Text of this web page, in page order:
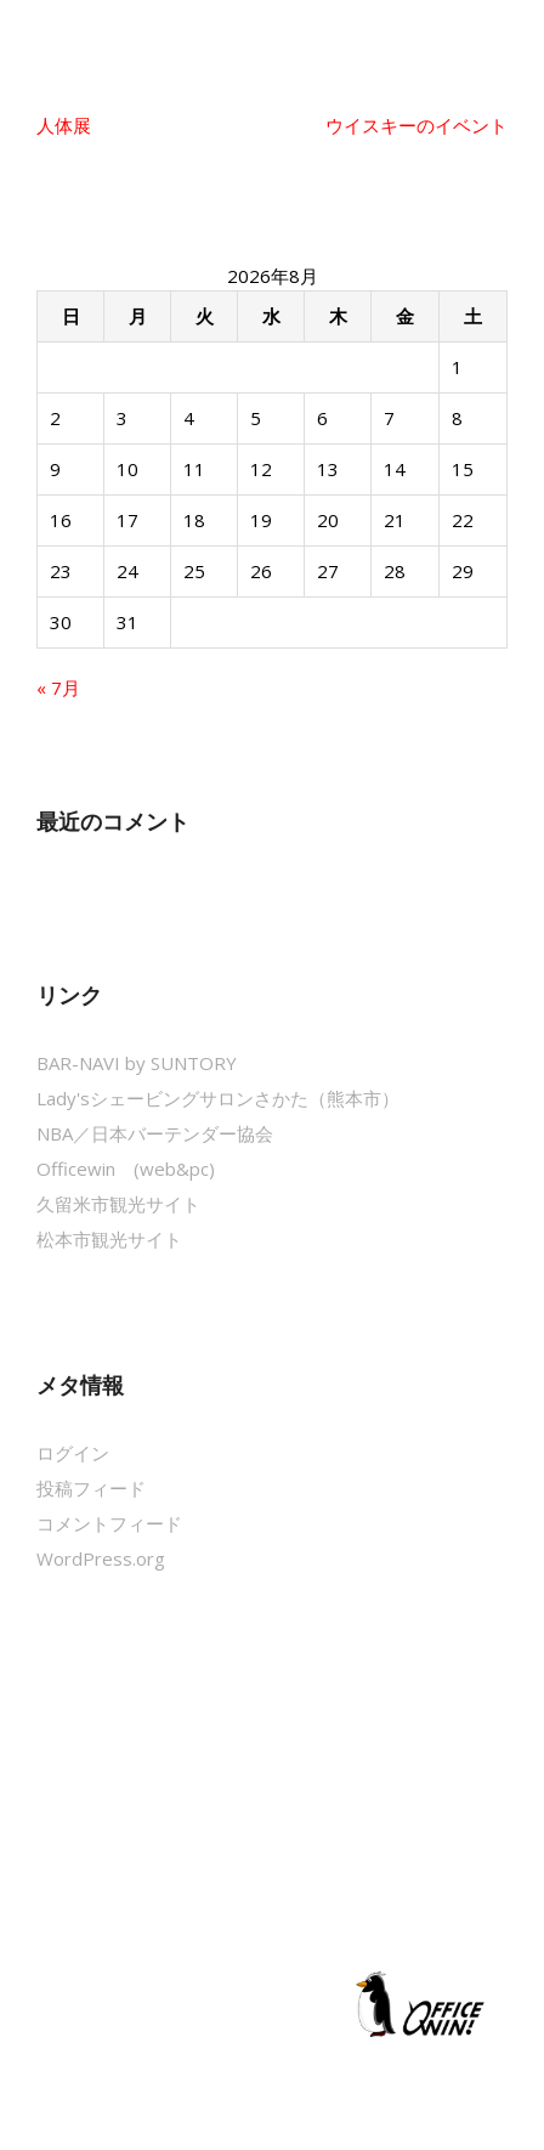
ン
人体展 ウイスキーのイベント
2026年8月
日
月 火 水 木 金 土
1
2 3 4 5 6 7 8
9 10 11 12 13 14 15
16 17 18 19 20 21 22
23 24 25 26 27 28 29
30 31
« 7月
最近のコメント
リンク
BAR-NAVI by SUNTORY
Lady'sシェービングサロンさかた（熊本市）
NBA／日本バーテンダー協会
Officewin (web&pc)
久留米市観光サイト
松本市観光サイト
メタ情報
ログイン
投稿フィード
コメントフィード
WordPress.org